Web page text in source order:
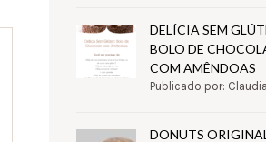
DELÍCIA SEM
BOLO DE
COM AMÊNDOAS
Publicado por:
DONUTS